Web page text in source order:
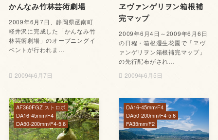
かんなみ竹林芸術劇場
2009年6月7日、静岡県函南町
軽井沢に完成した「かんなみ竹
林芸術劇場」のオープニングイ
ベントが行われま…
2009年6月7日
ヱヴァンゲリヲン箱根補
完マップ
2009年6月4日～2009年6月6日
の日程・箱根湿生花園で「ヱヴ
ァンゲリヲン箱根補完マップ」
の先行配布がされ…
2009年6月5日
AF360FGZ ストロボ
DA16-45mm/F4
DA50-200mm/F4-5.6
DA16-45mm/F4
DA50-200mm/F4-5.6
FA35mm/F2